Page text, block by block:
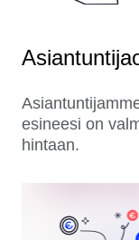
esineesi on
hintaan.